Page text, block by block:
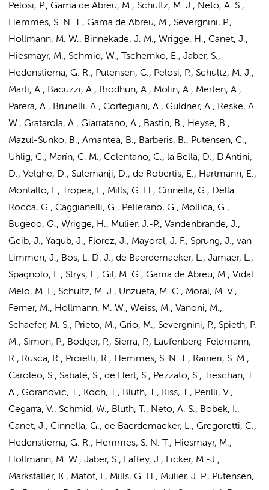
Pelosi, P., Gama de Abreu, M., Schultz, M. J., Neto, A. S.,
Hemmes, S. N. T., Gama de Abreu, M., Severgnini, P.,
Hollmann, M. W., Binnekade, J. M., Wrigge, H., Canet, J.,
Hiesmayr, M., Schmid, W., Tschernko, E., Jaber, S.,
Hedenstierna, G. R., Putensen, C., Pelosi, P., Schultz, M. J.,
Marti, A., Bacuzzi, A., Brodhun, A., Molin, A., Merten, A.,
Parera, A., Brunelli, A., Cortegiani, A., Güldner, A., Reske, A.
W., Gratarola, A., Giarratano, A., Bastin, B., Heyse, B.,
Mazul-Sunko, B., Amantea, B., Barberis, B., Putensen, C.,
Uhlig, C., Marín, C. M., Celentano, C., la Bella, D., D'Antini,
D., Velghe, D., Sulemanji, D., de Robertis, E., Hartmann, E.,
Montalto, F., Tropea, F., Mills, G. H., Cinnella, G., Della
Rocca, G., Caggianelli, G., Pellerano, G., Mollica, G.,
Bugedo, G., Wrigge, H., Mulier, J.-P., Vandenbrande, J.,
Geib, J., Yaqub, J., Florez, J., Mayoral, J. F., Sprung, J., van
Limmen, J., Bos, L. D. J., de Baerdemaeker, L., Jamaer, L.,
Spagnolo, L., Strys, L., Gil, M. G., Gama de Abreu, M., Vidal
Melo, M. F., Schultz, M. J., Unzueta, M. C., Moral, M. V.,
Ferner, M., Hollmann, M. W., Weiss, M., Vanoni, M.,
Schaefer, M. S., Prieto, M., Grio, M., Severgnini, P., Spieth, P.
M., Simon, P., Bodger, P., Sierra, P., Laufenberg-Feldmann,
R., Rusca, R., Proietti, R., Hemmes, S. N. T., Raineri, S. M.,
Caroleo, S., Sabaté, S., de Hert, S., Pezzato, S., Treschan, T.
A., Goranovic, T., Koch, T., Bluth, T., Kiss, T., Perilli, V.,
Cegarra, V., Schmid, W., Bluth, T., Neto, A. S., Bobek, I.,
Canet, J., Cinnella, G., de Baerdemaeker, L., Gregoretti, C.,
Hedenstierna, G. R., Hemmes, S. N. T., Hiesmayr, M.,
Hollmann, M. W., Jaber, S., Laffey, J., Licker, M.-J.,
Markstaller, K., Matot, I., Mills, G. H., Mulier, J. P., Putensen,